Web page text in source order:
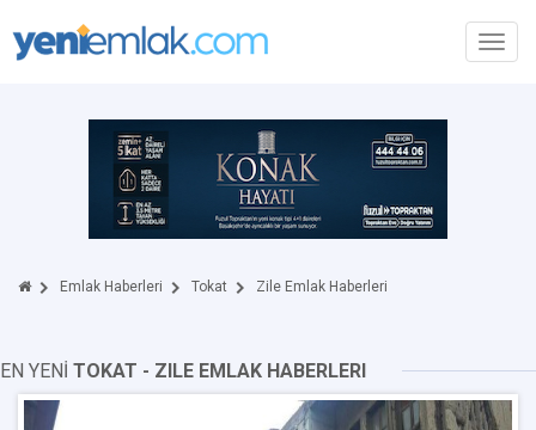
Emlak Haberleri Tokat Zile Emlak Haberleri
EN YENİ TOKAT - ZILE EMLAK HABERLERI